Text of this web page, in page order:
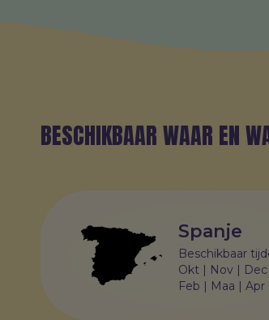
BESCHIKBAAR WAAR EN
Spanje
Beschikbaar
Okt | Nov | Dec
Feb | Maa | Apr